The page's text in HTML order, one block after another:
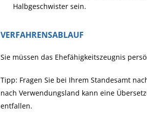
Halbgeschwister sein.
VERFAHRENSABLAUF
Sie müssen das Ehefähigkeitszeugnis
Tipp: Fragen Sie bei Ihrem Standesamt
nach Verwendungsland kann eine
entfallen.